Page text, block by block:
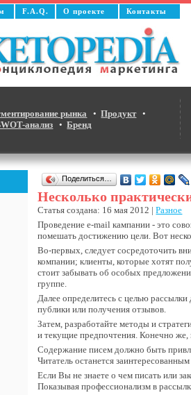
F.A.Q. О проекте Контакты
рынка •Продукт•
анализ •Бренд
Поделиться…
Несколько
Статья создана: 16 мая 2012 |Разное
Проведение е-mail кампании - это
помешать достижению цели. Вот
Во-первых, следует сосредоточить
компании; клиенты, которые хотят
стоит забывать об особых
группе.
Далее определитесь с целью
публики или получения отзывов.
Затем, разработайте методы и
и текущие предпочтения. Конечно
Содержание писем должно быть
Читатель останется
Если Вы не знаете о чем писать или
Показывая профессионализм в